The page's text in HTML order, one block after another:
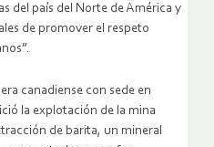
del país del Norte de América y
de promover el respeto
canadiense con sede en
la explotación de la mina
de barita, un mineral